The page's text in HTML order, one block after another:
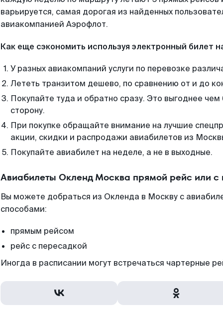
варьируется, самая дорогая из найденных
авиакомпанией Аэрофлот.
Как еще сэкономить используя электронный билет
У разных авиакомпаний услуги по перевозке
Лететь транзитом дешево, по сравнению от и до
Покупайте туда и обратно сразу. Это выгоднее
сторону.
При покупке обращайте внимание на лучшие
акции, скидки и распродажи авиабилетов из
Покупайте авиабилет на неделе, а не в выходные.
Авиабилеты Окленд Москва прямой рейс или с
Вы можете добраться из Окленда в Москву с
способами:
прямым рейсом
рейс с пересадкой
Иногда в расписании могут встречаться чартерные